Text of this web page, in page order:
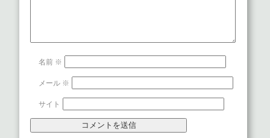
名前 ※
メール ※
サイト